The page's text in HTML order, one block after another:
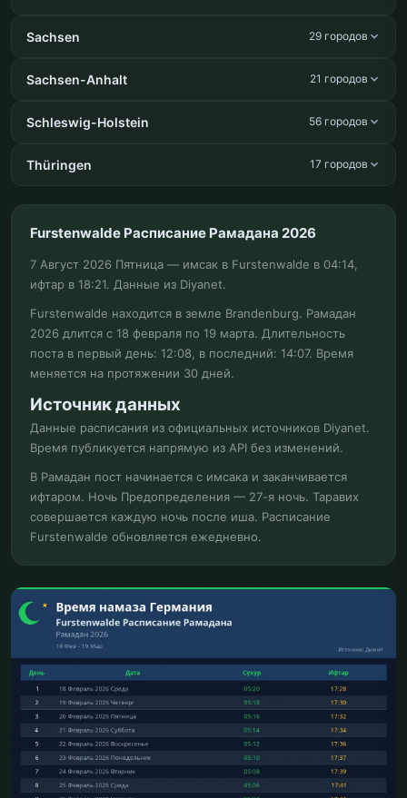
Sachsen 29 городов
Sachsen-Anhalt 21 городов
Schleswig-Holstein 56 городов
Thüringen 17 городов
Furstenwalde Расписание Рамадана 2026
7 Август 2026 Пятница — имсак в Furstenwalde в 04:14,
ифтар в 18:21. Данные из Diyanet.
Furstenwalde находится в земле Brandenburg. Рамадан
2026 длится с 18 февраля по 19 марта. Длительность
поста в первый день: 12:08, в последний: 14:07. Время
меняется на протяжении 30 дней.
Источник данных
Данные расписания из официальных источников Diyanet.
Время публикуется напрямую из API без изменений.
В Рамадан пост начинается с имсака и заканчивается
ифтаром. Ночь Предопределения — 27-я ночь. Таравих
совершается каждую ночь после иша. Расписание
Furstenwalde обновляется ежедневно.